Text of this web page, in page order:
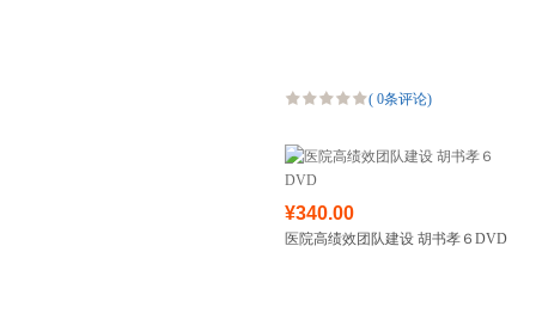
( 0条评论)
¥340.00
医院高绩效团队建设 胡书孝６DVD